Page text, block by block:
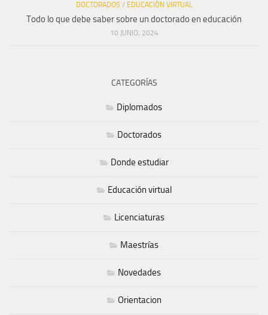
DOCTORADOS / EDUCACIÓN VIRTUAL
Todo lo que debe saber sobre un doctorado en educación
10 JUNIO, 2024
CATEGORÍAS
Diplomados
Doctorados
Donde estudiar
Educación virtual
Licenciaturas
Maestrías
Novedades
Orientacion